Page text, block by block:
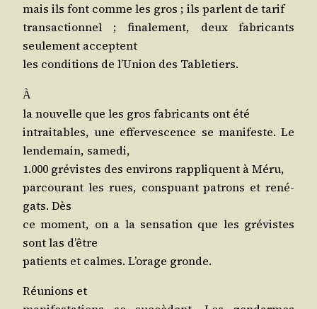
mais ils font comme les gros ; ils parlent de tarif
tran­sac­tion­nel ; fina­le­ment, deux fabri­cants
seule­ment acceptent
les condi­tions de l’U­nion des Tabletiers.
À
la nou­velle que les gros fabri­cants ont été
intrai­tables, une effer­ves­cence se mani­feste. Le
len­de­main, samedi,
1.000 gré­vistes des envi­rons rap­pliquent à Méru,
par­cou­rant les rues, conspuant patrons et rené­
gats. Dès
ce moment, on a la sen­sa­tion que les gré­vistes
sont las d’être
patients et calmes. L’o­rage gronde.
Réunions et